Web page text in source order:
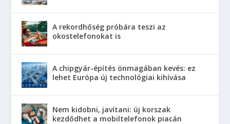
A rekordhőség próbára teszi az
okostelefonokat is
A chipgyár-építés önmagában kevés: ez
lehet Európa új technológiai kihívása
Nem kidobni, javítani: új korszak
kezdődhet a mobiltelefonok piacán